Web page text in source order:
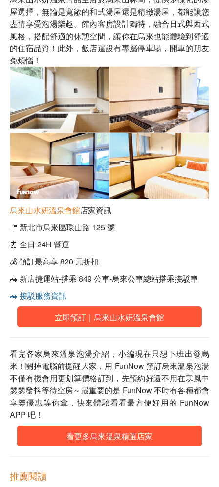
屋選擇，無論是寬敞的和式湯屋還是精緻湯屋，都能讓您
盡情享受泡湯樂趣。館內客房設計獨特，融合日式與西式
風格，搭配舒適的休憩空間，讓你在烏來也能體驗到舒適
的住宿品質！此外，飯店還設有專屬停車場，開車的朋友
免煩惱！
烏來山水妍溫泉會館店家資訊
📍 新北市烏來區環山路 125 號
⏰ 全日 24H 營運
💰 預訂最高享 820 元折扣
🚗 新店捷運站-搭乘 849 公車-烏來公車總站搭乘接駁車
🚗 接駁服務資訊
立即預訂｜烏來山水妍溫泉會館
看完各家烏來溫泉泡湯介紹，小編現在只想下班出發烏
來！關掉電腦前提醒大家，用 FunNow 預訂烏來溫泉泡湯
不僅有機會用更划算價格訂到，先預約好還不用在寒風中
瑟瑟發抖等待空房～最重要的是 FunNow 不時有各種都會
享樂優惠等你拿，快來體驗看看最方便好用的 FunNow
APP 吧！
看更多烏來溫泉精選店家
推薦閱讀